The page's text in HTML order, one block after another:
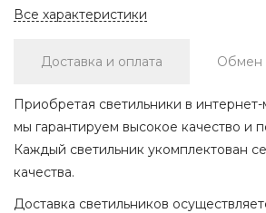
Все характеристики
Доставка и оплата Обмен
Приобретая светильники в интернет-
мы гарантируем высокое качество и
Каждый светильник укомплектован
качества.
Доставка светильников